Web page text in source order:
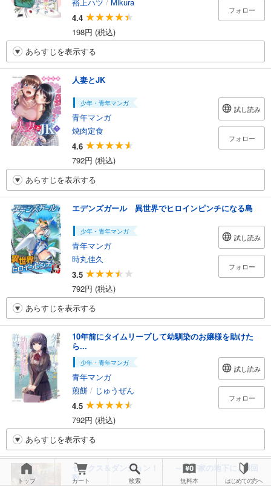
4.4
198円 (税込)
フォロー
あらすじを表示する
人妻とJK
少年・青年マンガ
青年マンガ
焼肉定食
4.6
792円 (税込)
試し読み
フォロー
あらすじを表示する
エデンズガール 異世界でヒロインピンチになる島
少年・青年マンガ
青年マンガ
時丸佳久
3.5
792円 (税込)
試し読み
フォロー
あらすじを表示する
10年前にタイムリープして幼馴染のお嬢様を助けた
ら...
少年・青年マンガ
青年マンガ
煎餅 / じゅうぜん
4.5
792円 (税込)
試し読み
フォロー
あらすじを表示する
セックス＆ダンジョン！！ ～我が家の地下に、H回
数...
トップ カート 検索 無料本 はじめての方へ